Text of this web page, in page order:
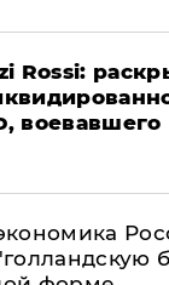
Rossi:
воевавшего